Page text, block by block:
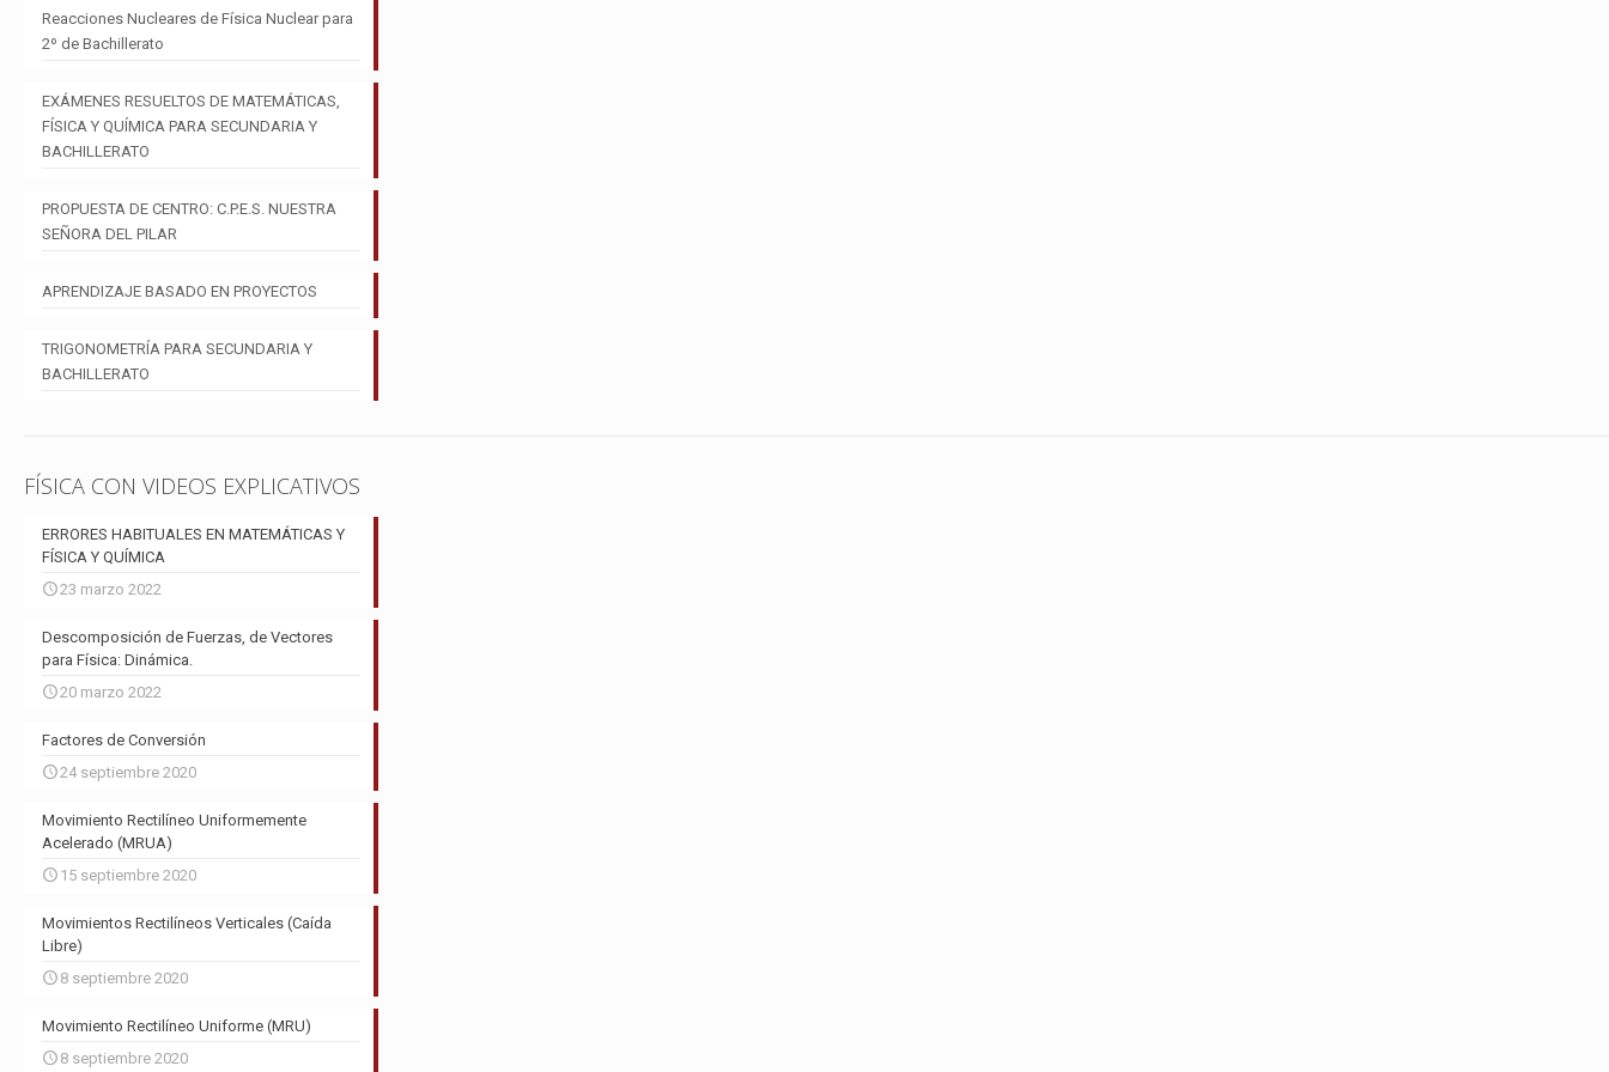
Reacciones Nucleares de Física Nuclear para
2º de Bachillerato
EXÁMENES RESUELTOS DE MATEMÁTICAS,
FÍSICA Y QUÍMICA PARA SECUNDARIA Y
BACHILLERATO
PROPUESTA DE CENTRO: C.P.E.S. NUESTRA
SEÑORA DEL PILAR
APRENDIZAJE BASADO EN PROYECTOS
TRIGONOMETRÍA PARA SECUNDARIA Y
BACHILLERATO
FÍSICA CON VIDEOS EXPLICATIVOS
ERRORES HABITUALES EN MATEMÁTICAS Y
FÍSICA Y QUÍMICA
23 marzo 2022
Descomposición de Fuerzas, de Vectores
para Física: Dinámica.
20 marzo 2022
Factores de Conversión
24 septiembre 2020
Movimiento Rectilíneo Uniformemente
Acelerado (MRUA)
15 septiembre 2020
Movimientos Rectilíneos Verticales (Caída
Libre)
8 septiembre 2020
Movimiento Rectilíneo Uniforme (MRU)
8 septiembre 2020